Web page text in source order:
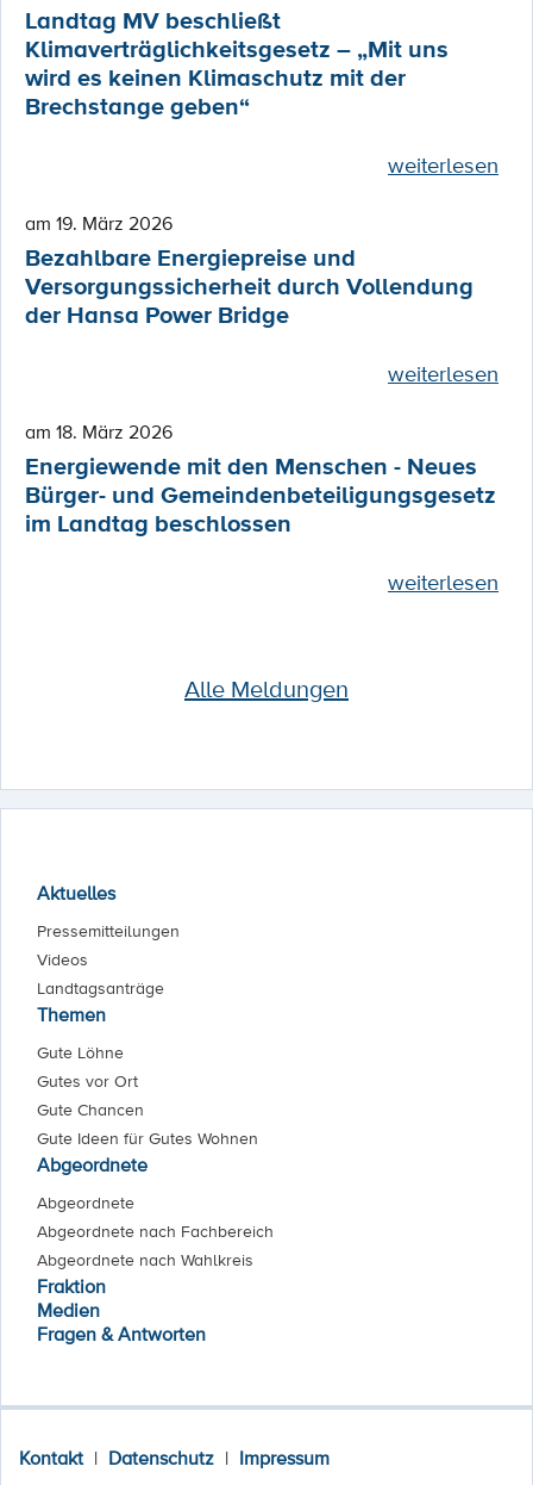
Landtag MV beschließt
Klimaverträglichkeitsgesetz – „Mit uns
wird es keinen Klimaschutz mit der
Brechstange geben“
weiterlesen
am 19. März 2026
Bezahlbare Energiepreise und
Versorgungssicherheit durch Vollendung
der Hansa Power Bridge
weiterlesen
am 18. März 2026
Energiewende mit den Menschen - Neues
Bürger- und Gemeindenbeteiligungsgesetz
im Landtag beschlossen
weiterlesen
Alle Meldungen
Aktuelles
Pressemitteilungen
Videos
Landtagsanträge
Themen
Gute Löhne
Gutes vor Ort
Gute Chancen
Gute Ideen für Gutes Wohnen
Abgeordnete
Abgeordnete
Abgeordnete nach Fachbereich
Abgeordnete nach Wahlkreis
Fraktion
Medien
Fragen & Antworten
Kontakt | Datenschutz | Impressum